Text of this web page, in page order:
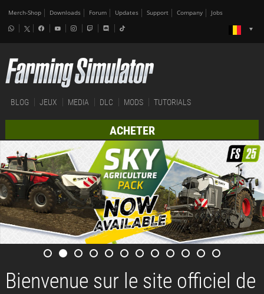
Merch-Shop Downloads Forum Updates Support Company Jobs
BLOG JEUX MEDIA DLC MODS TUTORIALS
ACHETER
Bienvenue sur le site officiel de